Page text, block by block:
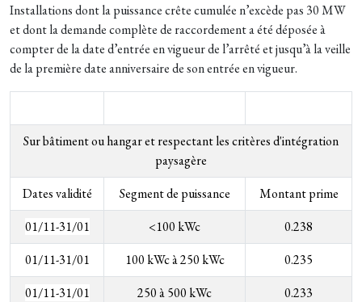
Installations dont la puissance crête cumulée n’excède pas 30 MW
et dont la demande complète de raccordement a été déposée à
compter de la date d’entrée en vigueur de l’arrêté et jusqu’à la veille
de la première date anniversaire de son entrée en vigueur.
Sur bâtiment ou hangar et respectant les critères d'intégration
paysagère
Dates validité
Segment de puissance
Montant prime
01/11-31/01
<100 kWc
0.238
01/11-31/01
100 kWc à 250 kWc
0.235
01/11-31/01
250 à 500 kWc 0.233